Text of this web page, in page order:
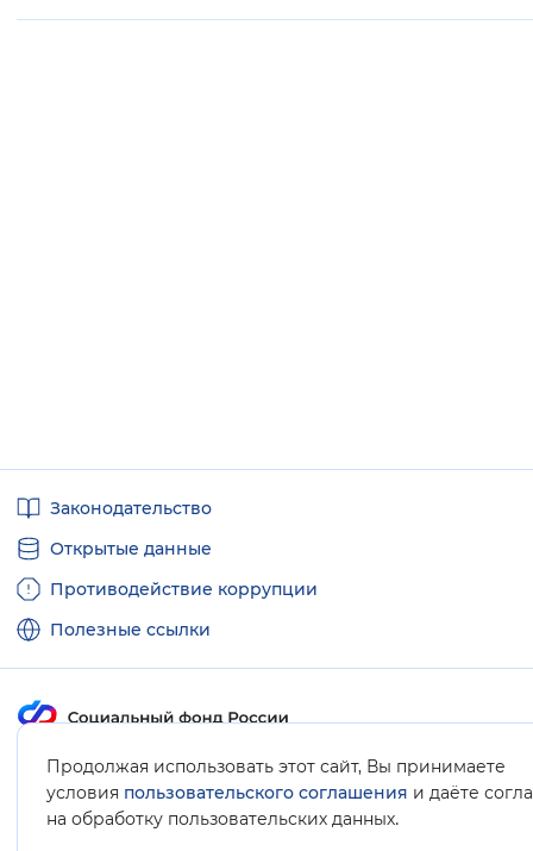
Продолжая использовать этот сайт, Вы принимаете
условия пользовательского соглашения и даёте
на обработку пользовательских данных.
ссылкиЗаконодательство
Открытые данные
Противодействие коррупции
Полезные ссылки
Карта сайта